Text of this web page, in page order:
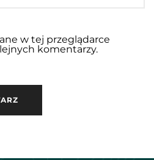
w tej przeglądarce
komentarzy.